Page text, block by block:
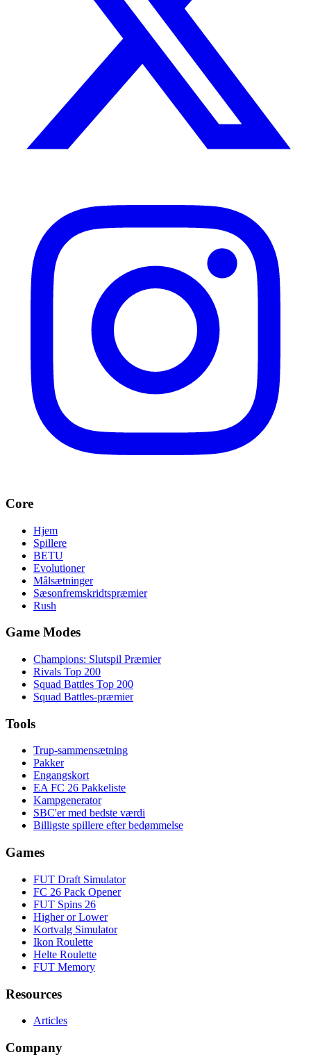
Core
Hjem
Spillere
BETU
Evolutioner
Målsætninger
Sæsonfremskridtspræmier
Rush
Game Modes
Champions: Slutspil Præmier
Rivals Top 200
Squad Battles Top 200
Squad Battles-præmier
Tools
Trup-sammensætning
Pakker
Engangskort
EA FC 26 Pakkeliste
Kampgenerator
SBC'er med bedste værdi
Billigste spillere efter bedømmelse
Games
FUT Draft Simulator
FC 26 Pack Opener
FUT Spins 26
Higher or Lower
Kortvalg Simulator
Ikon Roulette
Helte Roulette
FUT Memory
Resources
Articles
Company